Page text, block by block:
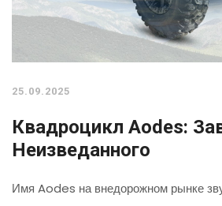
25.09.2025
Квадроцикл Aodes:
Неизведанного
Имя Aodes на внедорожном рынке